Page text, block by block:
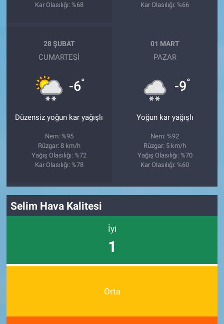
Kar Olasılığı: %68
Kar Olasılığı: %66
28 ŞUBAT
CUMARTESI
-6°
Düzensiz yoğun kar yağışlı
Nem: %95
Rüzgar: 8 km/h
Yağış Olasılığı: %72
Kar Olasılığı: %78
01 MART
PAZAR
-9°
Yoğun kar yağışlı
Nem: %92
Rüzgar: 5 km/h
Yağış Olasılığı: %70
Kar Olasılığı: %60
Selim Hava Kalitesi
İyi
1
Orta